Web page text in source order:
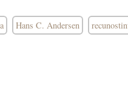
Hans C. Andersen